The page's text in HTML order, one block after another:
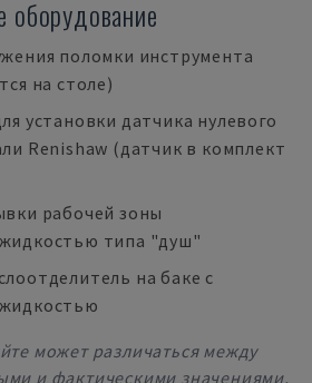
оборудование
поломки инструмента
на столе)
установки датчика нулевого
Renishaw (датчик в комплект
рабочей зоны
типа "душ"
на баке с
может различаться между
и фактическими значениями,